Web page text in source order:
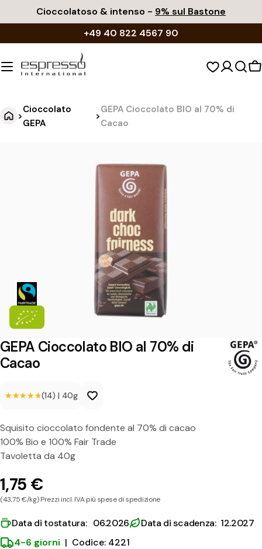
al
Cioccolatoso & intenso - 9% sul Bastone
+49 40 822 4567 90
>
Cioccolato
GEPA
>
GEPA Cioccolato BIO al 70% di
Cacao
l
a
o
B
I
O
a
l
7
0
GEPA Cioccolato BIO al 70% di
Cacao
★★★★★
★★★★★(14) | 40g
Squisito cioccolato fondente al 70% di cacao
100% Bio e 100% Fair Trade
Tavoletta da 40g
1,75 €
(43,75 €/kg) Prezzi incl. IVA più spese di spedizione
Data di tostatura: 06.2026
Data di scadenza: 12.2027
4-6 giorni | Codice: 4221